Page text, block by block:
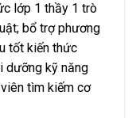
lớp 1 thầy 1 trò
bổ trợ phương
tốt kiến thức
dưỡng kỹ năng
tìm kiếm cơ